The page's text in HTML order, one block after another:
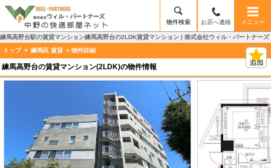
物件検索 お店へ連絡 メニュー
練馬高野台駅の賃貸マンション練馬高野台の2LDK賃貸マンション | 株式会社ウィル・パートナーズ
トップ > 練馬区 賃貸 > 物件詳細
練馬高野台の賃貸マンション(2LDK)の物件情報